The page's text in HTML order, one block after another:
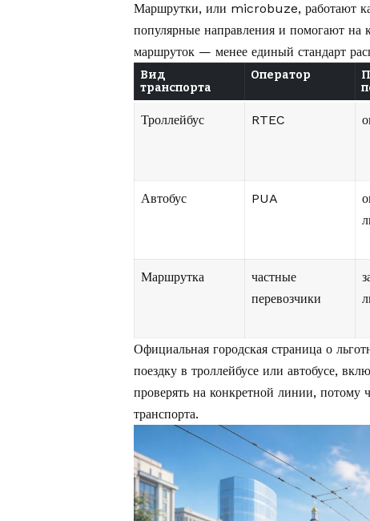
Маршрутки, или microbuze, работают
популярные направления и помогают на
маршруток — менее единый стандарт
Вид
транспорта
Оператор
Троллейбус RTEC
Автобус PUA
Маршрутка
частные
перевозчики
Официальная городская страница о
поездку в троллейбусе или автобусе,
проверять на конкретной линии, потому
транспорта.